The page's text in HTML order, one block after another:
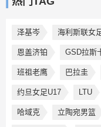
泽基岑 海利斯联女
恩盖济铂 GSD拉斯
班祖老鹰 巴拉圭
约旦女足U17 LTU
哈域克 立陶宛男篮